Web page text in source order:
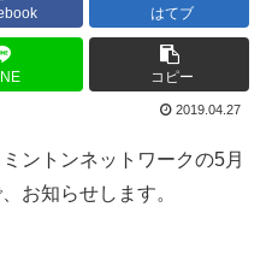
はてブ
コピー
2019.04.27
ントンネットワークの5月
お知らせします。